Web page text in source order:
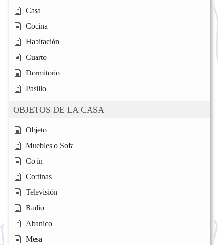
Casa
Cocina
Habitación
Cuarto
Dormitorio
Pasillo
OBJETOS DE LA CASA
Objeto
Muebles o Sofa
Cojín
Cortinas
Televisión
Radio
Abanico
Mesa